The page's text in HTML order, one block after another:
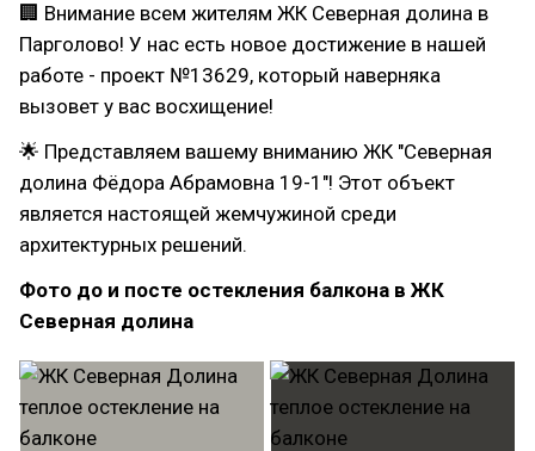
🏢 Внимание всем жителям ЖК Северная долина в
Парголово! У нас есть новое достижение в нашей
работе - проект №13629, который наверняка
вызовет у вас восхищение!
🌟 Представляем вашему вниманию ЖК "Северная
долина Фёдора Абрамовна 19-1"! Этот объект
является настоящей жемчужиной среди
архитектурных решений.
Фото до и посте остекления балкона в ЖК
Северная долина